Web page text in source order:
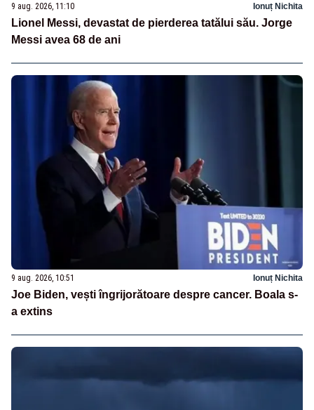
9 aug. 2026, 11:10 Ionuț Nichita
Lionel Messi, devastat de pierderea tatălui său. Jorge
Messi avea 68 de ani
9 aug. 2026, 10:51 Ionuț Nichita
Joe Biden, vești îngrijorătoare despre cancer. Boala s-
a extins